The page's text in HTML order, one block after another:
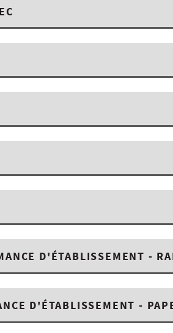
D'ÉTABLISSEMENT -
D'ÉTABLISSEMENT -